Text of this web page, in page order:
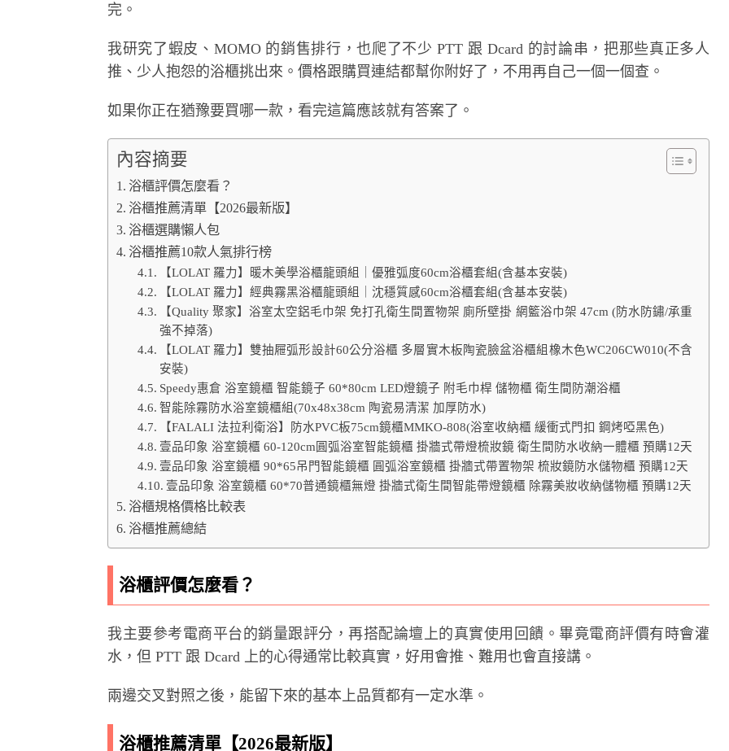
完。
我研究了蝦皮、MOMO 的銷售排行，也爬了不少 PTT 跟 Dcard 的討論串，把那些真正多人
推、少人抱怨的浴櫃挑出來。價格跟購買連結都幫你附好了，不用再自己一個一個查。
如果你正在猶豫要買哪一款，看完這篇應該就有答案了。
內容摘要
浴櫃評價怎麼看？
浴櫃推薦清單【2026最新版】
浴櫃選購懶人包
浴櫃推薦10款人氣排行榜
【LOLAT 羅力】暖木美學浴櫃龍頭組｜優雅弧度60cm浴櫃套組(含基本安裝)
【LOLAT 羅力】經典霧黑浴櫃龍頭組｜沈穩質感60cm浴櫃套組(含基本安裝)
【Quality 聚家】浴室太空鋁毛巾架 免打孔衛生間置物架 廁所壁掛 網籃浴巾架 47cm (防水防鏽/承重
強不掉落)
【LOLAT 羅力】雙抽屜弧形設計60公分浴櫃 多層實木板陶瓷臉盆浴櫃組橡木色WC206CW010(不含
安裝)
Speedy惠倉 浴室鏡櫃 智能鏡子 60*80cm LED燈鏡子 附毛巾桿 儲物櫃 衛生間防潮浴櫃
智能除霧防水浴室鏡櫃組(70x48x38cm 陶瓷易清潔 加厚防水)
【FALALI 法拉利衛浴】防水PVC板75cm鏡櫃MMKO-808(浴室收納櫃 緩衝式門扣 鋼烤啞黑色)
壹品印象 浴室鏡櫃 60-120cm圓弧浴室智能鏡櫃 掛牆式帶燈梳妝鏡 衛生間防水收納一體櫃 預購12天
壹品印象 浴室鏡櫃 90*65吊門智能鏡櫃 圓弧浴室鏡櫃 掛牆式帶置物架 梳妝鏡防水儲物櫃 預購12天
壹品印象 浴室鏡櫃 60*70普通鏡櫃無燈 掛牆式衛生間智能帶燈鏡櫃 除霧美妝收納儲物櫃 預購12天
浴櫃規格價格比較表
浴櫃推薦總結
浴櫃評價怎麼看？
我主要參考電商平台的銷量跟評分，再搭配論壇上的真實使用回饋。畢竟電商評價有時會灌
水，但 PTT 跟 Dcard 上的心得通常比較真實，好用會推、難用也會直接講。
兩邊交叉對照之後，能留下來的基本上品質都有一定水準。
浴櫃推薦清單【2026最新版】